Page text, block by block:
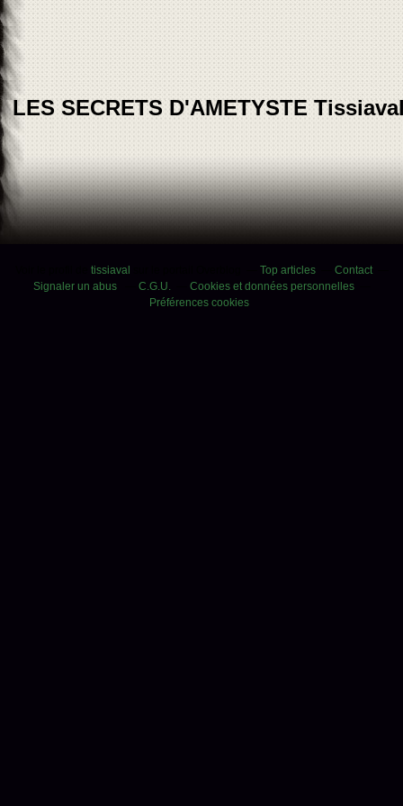
LES SECRETS D'AMETYSTE
tissiaval Top articles
Contact
Signaler un abus
C.G.U.
Cookies et données personnelles
Préférences cookies